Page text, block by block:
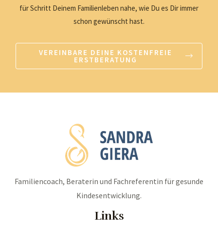
für Schritt Deinem Familienleben nahe, wie Du es Dir immer
schon gewünscht hast.
VEREINBARE DEINE KOSTENFREIE
ERSTBERATUNG
Familiencoach, Beraterin und Fachreferentin für gesunde
Kindesentwicklung.
Links